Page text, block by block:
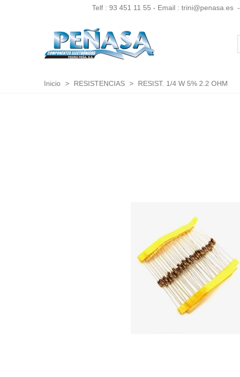
Telf : 93 451 11 55 - Email : trini@penasa.es -
Inicio > RESISTENCIAS > RESIST. 1/4 W 5% 2.2 OHM